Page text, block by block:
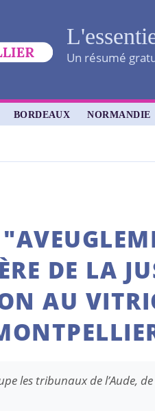
Un résumé
BORDEAUX NORMANDIE
DE LA
AU
les tribunaux de l’Aude, de